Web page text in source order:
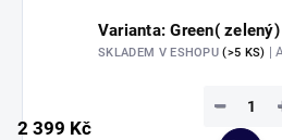
Varianta: Green( zelený)
SKLADEM V ESHOPU(>5 KS) |
2 399 Kč
−